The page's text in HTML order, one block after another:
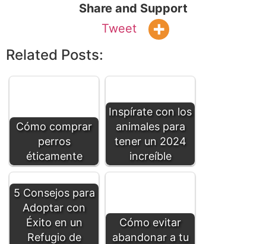
Share and Support
Tweet
Related Posts:
Cómo comprar
perros
éticamente
Inspírate con los
animales para
tener un 2024
increíble
5 Consejos para
Adoptar con
Éxito en un
Refugio de
Cómo evitar
abandonar a tu